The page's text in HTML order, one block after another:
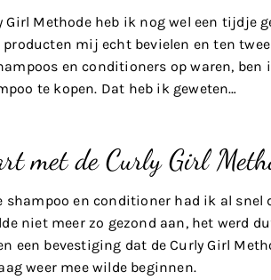
Methode heb ik nog wel een tijdje
producten mij echt bevielen en ten
en conditioners op waren, ben
te kopen. Dat heb ik geweten…
met de Curly Girl
shampoo en conditioner had ik al snel
niet meer zo gezond aan, het werd
een bevestiging dat de Curly Girl
weer mee wilde beginnen.